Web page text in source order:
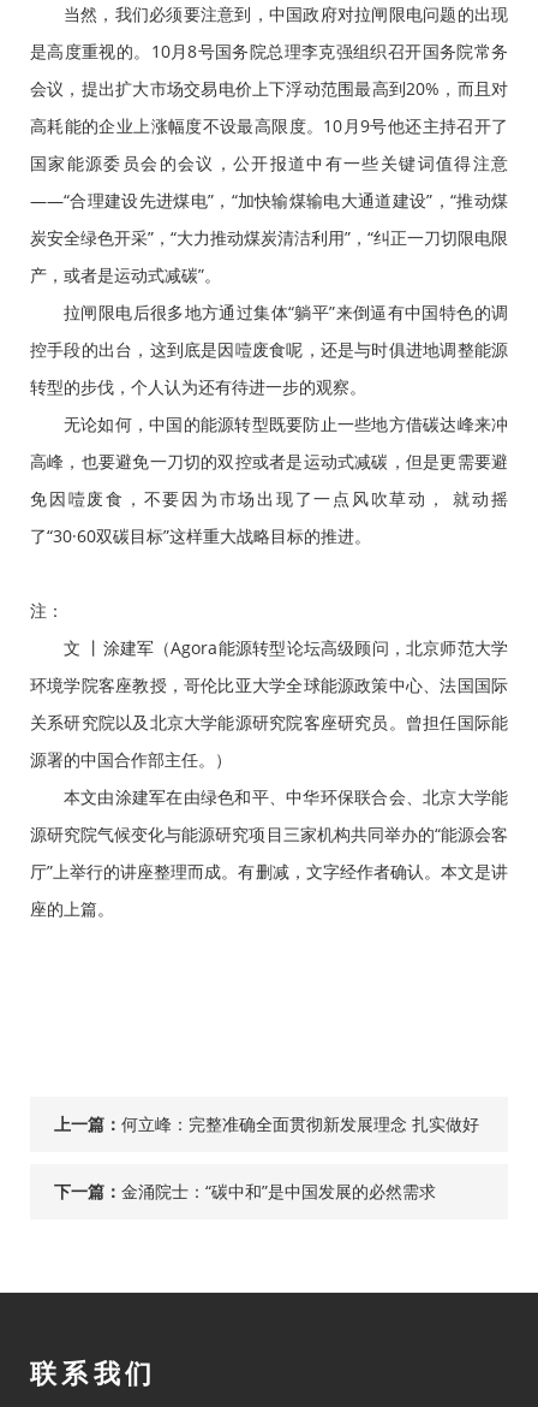
当然，我们必须要注意到，中国政府对拉闸限电问题的出现
是高度重视的。10月8号国务院总理李克强组织召开国务院常务
会议，提出扩大市场交易电价上下浮动范围最高到20%，而且对
高耗能的企业上涨幅度不设最高限度。10月9号他还主持召开了
国家能源委员会的会议，公开报道中有一些关键词值得注意
——“合理建设先进煤电”，“加快输煤输电大通道建设”，“推动煤
炭安全绿色开采”，“大力推动煤炭清洁利用”，“纠正一刀切限电限
产，或者是运动式减碳”。
拉闸限电后很多地方通过集体“躺平”来倒逼有中国特色的调
控手段的出台，这到底是因噎废食呢，还是与时俱进地调整能源
转型的步伐，个人认为还有待进一步的观察。
无论如何，中国的能源转型既要防止一些地方借碳达峰来冲
高峰，也要避免一刀切的双控或者是运动式减碳，但是更需要避
免因噎废食，不要因为市场出现了一点风吹草动， 就动摇
了“30·60双碳目标”这样重大战略目标的推进。
注：
文 丨涂建军（Agora能源转型论坛高级顾问，北京师范大学
环境学院客座教授，哥伦比亚大学全球能源政策中心、法国国际
关系研究院以及北京大学能源研究院客座研究员。曾担任国际能
源署的中国合作部主任。）
本文由涂建军在由绿色和平、中华环保联合会、北京大学能
源研究院气候变化与能源研究项目三家机构共同举办的“能源会客
厅”上举行的讲座整理而成。有删减，文字经作者确认。本文是讲
座的上篇。
上一篇： 何立峰：完整准确全面贯彻新发展理念 扎实做好
碳达峰碳中和工作
下一篇： 金涌院士：“碳中和”是中国发展的必然需求
联系我们